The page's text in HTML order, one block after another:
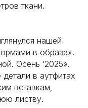
ткани.
нашей
в образах.
Осень ‘2025».
детали в аутфитах
вставкам,
листву.